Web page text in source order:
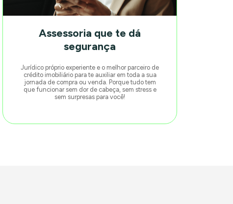
Assessoria que te dá
segurança
Jurídico próprio experiente e o melhor parceiro de
crédito imobiliário para te auxiliar em toda a sua
jornada de compra ou venda. Porque tudo tem
que funcionar sem dor de cabeça, sem stress e
sem surpresas para você!